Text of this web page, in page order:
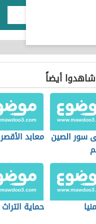
شاهدوا أيضاً
سور الصين معابد الأقصر
حماية التراث